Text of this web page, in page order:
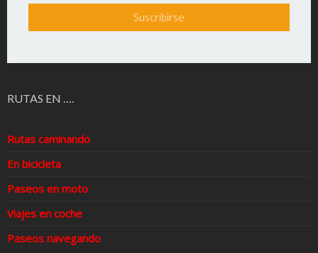
RUTAS EN ….
Rutas caminando
En bicicleta
Paseos en moto
Viajes en coche
Paseos navegando